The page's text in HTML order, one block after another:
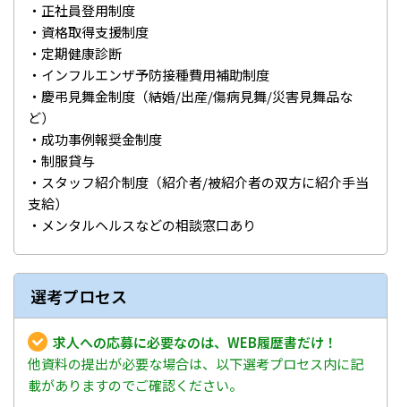
・正社員登用制度
・資格取得支援制度
・定期健康診断
・インフルエンザ予防接種費用補助制度
・慶弔見舞金制度（結婚/出産/傷病見舞/災害見舞品な
ど）
・成功事例報奨金制度
・制服貸与
・スタッフ紹介制度（紹介者/被紹介者の双方に紹介手当
支給）
・メンタルヘルスなどの相談窓口あり
選考プロセス
求人への応募に必要なのは、WEB履歴書だけ！
他資料の提出が必要な場合は、以下選考プロセス内に記
載がありますのでご確認ください。